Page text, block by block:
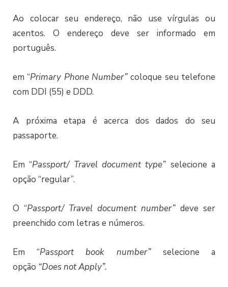
Ao colocar seu endereço, não use vírgulas ou
acentos. O endereço deve ser informado em
português.
em “Primary Phone Number” coloque seu telefone
com DDI (55) e DDD.
A próxima etapa é acerca dos dados do seu
passaporte.
Em “Passport/ Travel document type” selecione a
opção “regular”.
O “Passport/ Travel document number” deve ser
preenchido com letras e números.
Em “Passport book number”selecione a
opção “Does not Apply”.